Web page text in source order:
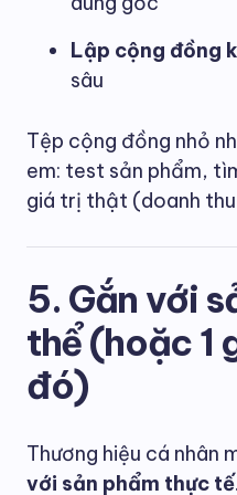
Lập cộng đồng
sâu
Tệp cộng đồng nhỏ
em: test sản phẩm,
giá trị thật (doanh
5. Gắn với
thể (hoặc 1
đó)
Thương hiệu cá nhân
với sản phẩm thực tế